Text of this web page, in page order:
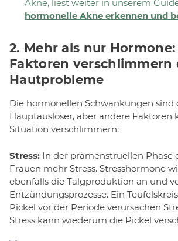
Akne, liest weiter in unserem
hormonelle Akne erkennen und
2. Mehr als nur Hormone:
Faktoren verschlimmern
Hautprobleme
Die hormonellen Schwankungen sind
Hauptauslöser, aber andere Faktoren
Situation verschlimmern:
Stress: In der prämenstruellen Phase
Frauen mehr Stress. Stresshormone
ebenfalls die Talgproduktion an und
Entzündungsprozesse. Ein
Pickel vor der Periode verursachen
Stress kann wiederum die Pickel